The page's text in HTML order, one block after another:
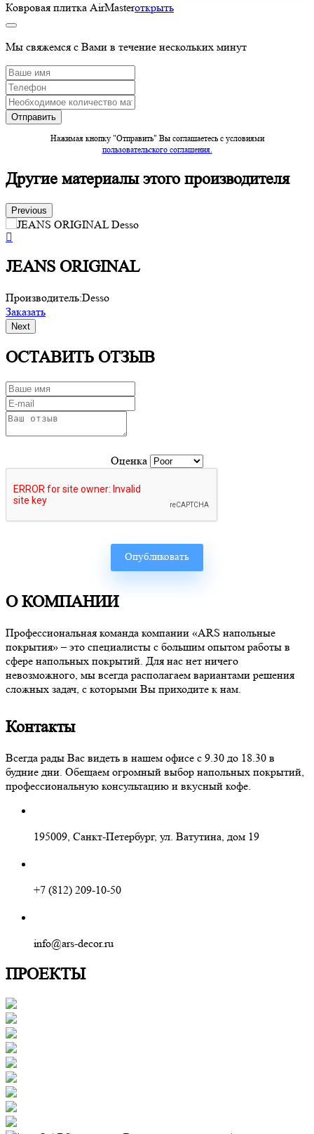
Ковровая плитка AirMasterоткрыть
Мы свяжемся с Вами в течение нескольких минут
Нажимая кнопку "Отправить" Вы соглашаетесь c условиями
пользовательского соглашения.
Другие материалы этого производителя
Previous
JEANS ORIGINAL
Производитель:Desso
Заказать
Next
ОСТАВИТЬ ОТЗЫВ
Оценка
О КОМПАНИИ
Профессиональная команда компании «ARS напольные
покрытия» – это специалисты с большим опытом работы в
сфере напольных покрытий. Для нас нет ничего
невозможного, мы всегда располагаем вариантами решения
сложных задач, с которыми Вы приходите к нам.
Контакты
Всегда рады Вас видеть в нашем офисе с 9.30 до 18.30 в
будние дни. Обещаем огромный выбор напольных покрытий,
профессиональную консультацию и вкусный кофе.
195009, Санкт-Петербург, ул. Ватутина, дом 19
+7 (812) 209-10-50
info@ars-decor.ru
ПРОЕКТЫ